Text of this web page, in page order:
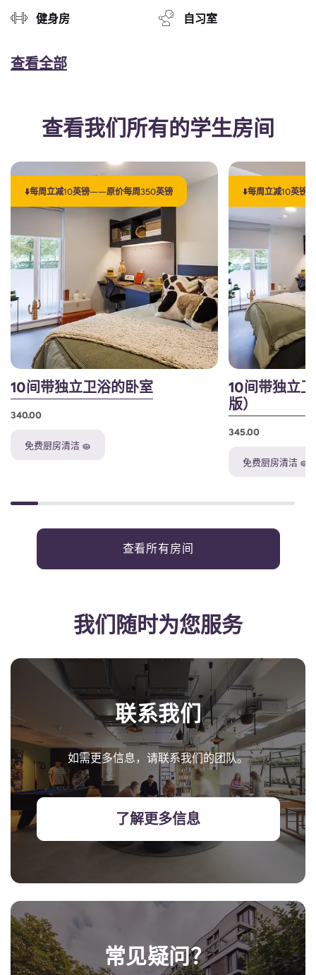
健身房 自习室
查看全部
查看我们所有的学生房间
⬇️每周立减10英镑——原价每周350英镑
10间带独立卫浴的卧室
340.00
免费厨房清洁 🧽
⬇️每周立减10英镑
10间带独立
版）
345.00
免费厨房清洁 🧽
查看所有房间
我们随时为您服务
联系我们
如需更多信息，请联系我们的团队。
了解更多信息
常见疑问？